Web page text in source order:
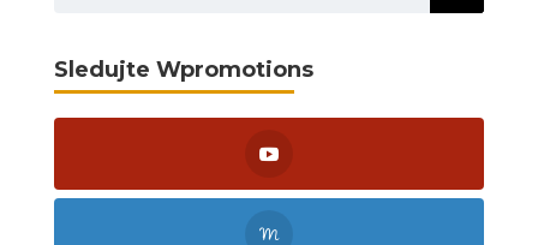
Sledujte Wpromotions